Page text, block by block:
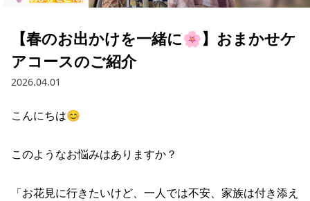
【春のお出かけを一緒に🌸】おまかせケ
アコースのご紹介
2026.04.01
こんにちは😊
このようなお悩みはありますか？
「お花見に行きたいけど、一人では不安、家族は付き添え